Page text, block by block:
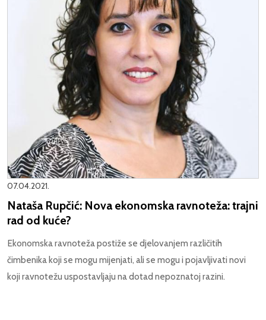
07.04.2021.
Nataša Rupčić: Nova ekonomska ravnoteža: trajni
rad od kuće?
Ekonomska ravnoteža postiže se djelovanjem različitih
čimbenika koji se mogu mijenjati, ali se mogu i pojavljivati novi
koji ravnotežu uspostavljaju na dotad nepoznatoj razini.